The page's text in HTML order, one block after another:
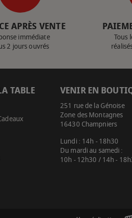
APRÈS VENTE
immédiate
2 jours ouvrés
Tous
TABLE VENIR EN
251 rue de la Génoise
Zone des Montagnes
16430 Champniers
Lundi : 14h - 18h30
Du mardi au samedi :
10h - 12h30 / 14h -